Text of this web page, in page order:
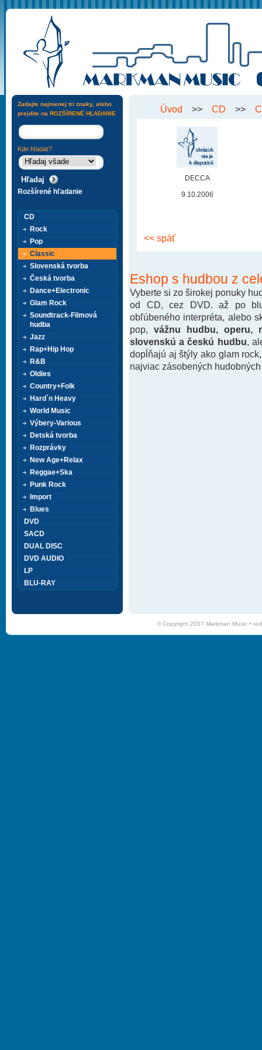
Úvod >> CD >>
DECCA
9.10.2006
<< späť
Eshop s hudbou z
Vyberte si zo širokej ponuky
od CD, cez DVD. až po
obľúbeného interpréta, alebo
pop, vážnu hudbu, operu,
slovenskú a českú hudbu ,
dopĺňajú aj štýly ako glam
najviac zásobených
Zadajte najmenej tri znaky, alebo
prejdite na ROZŠÍRENÉ HĽADANIE
Kde hľadať?
Rozšírené hľadanie
CD
Rock
Pop
Classic
Slovenská tvorba
Česká tvorba
Dance+Electronic
Glam Rock
Soundtrack-Filmová
hudba
Jazz
Rap+Hip Hop
R&B
Oldies
Country+Folk
Hard´n Heavy
World Music
Výbery-Various
Detská tvorba
Rozprávky
New Age+Relax
Reggae+Ska
Punk Rock
Import
Blues
DVD
SACD
DUAL DISC
DVD AUDIO
LP
BLU-RAY
© Copyright 2007 Markman Music •